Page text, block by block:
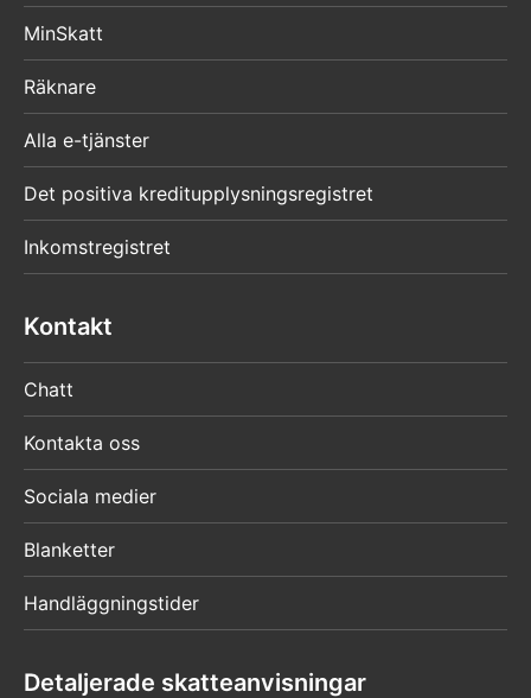
MinSkatt
Räknare
Alla e-tjänster
Det positiva kreditupplysningsregistret
Inkomstregistret
Kontakt
Chatt
Kontakta oss
Sociala medier
Blanketter
Handläggningstider
Detaljerade skatteanvisningar